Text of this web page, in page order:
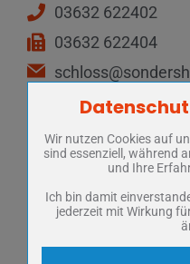
03632 622402
03632 622404
Öffnungszeiten
ganztägig geöffnet,
Zum Betrieb der Seite
Name
PHP
Anbieter
Schutz
Cookie Name
Wir nutzen Cookies auf
sind essenziell, während
und Ihre
Ich bin damit
jederzeit mit Wirkung